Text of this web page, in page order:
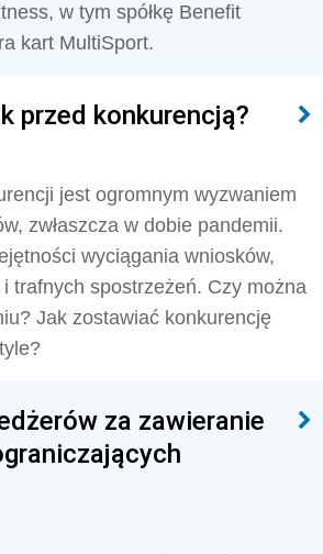
w tym spółkę Benefit
kart MultiSport.
przed konkurencją?
jest ogromnym wyzwaniem
zwłaszcza w dobie pandemii.
wyciągania wniosków,
trafnych spostrzeżeń. Czy można
Jak zostawiać konkurencję
za zawieranie